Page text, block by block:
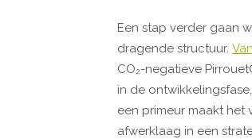
Een stap verder gaan
dragende structuur.
CO₂-negatieve
in de
een primeur maakt
afwerklaag in een